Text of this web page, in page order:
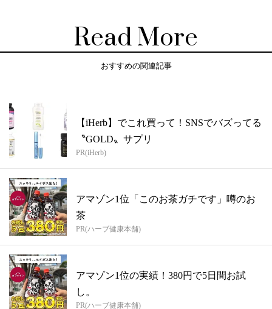
Read More
おすすめの関連記事
【iHerb】でこれ買って！SNSでバズってる
〝GOLD〟サプリ
PR(iHerb)
アマゾン1位「このお茶ガチです」噂のお
茶
PR(ハーブ健康本舗)
アマゾン1位の実績！380円で5日間お試
し。
PR(ハーブ健康本舗)